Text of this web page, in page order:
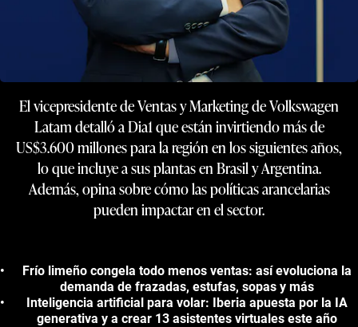
El vicepresidente de Ventas y Marketing de Volkswagen
Latam detalló a Dia1 que están invirtiendo más de
US$3.600 millones para la región en los siguientes años,
lo que incluye a sus plantas en Brasil y Argentina.
Además, opina sobre cómo las políticas arancelarias
pueden impactar en el sector.
Frío limeño congela todo menos ventas: así evoluciona la
demanda de frazadas, estufas, sopas y más
Inteligencia artificial para volar: Iberia apuesta por la IA
generativa y a crear 13 asistentes virtuales este año